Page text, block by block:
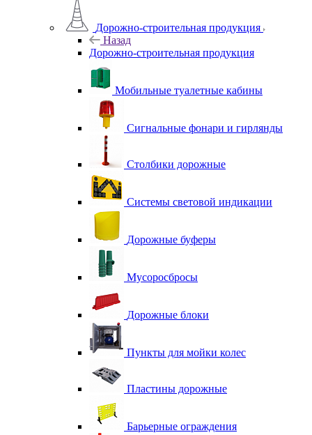
Дорожно-строительная продукция
Назад
Дорожно-строительная продукция
Мобильные туалетные кабины
Сигнальные фонари и гирлянды
Столбики дорожные
Системы световой индикации
Дорожные буферы
Мусоросбросы
Дорожные блоки
Пункты для мойки колес
Пластины дорожные
Барьерные ограждения